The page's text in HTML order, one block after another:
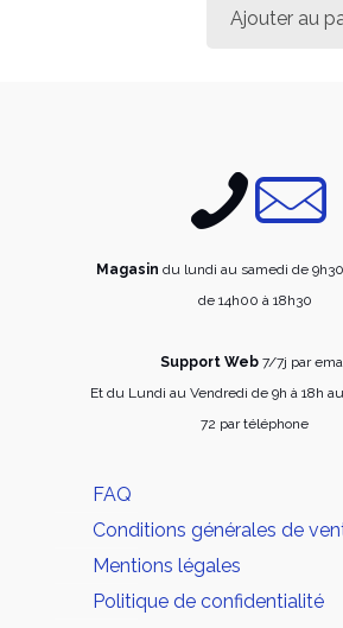
Ajouter au
Magasin du lundi au samedi de
de 14h00 à 18h30
Support Web7/7j par
Et du Lundi au Vendredi de 9h à 18h
72 par téléphone
FAQ
Conditions générales de
Mentions légales
Politique de confidentialité